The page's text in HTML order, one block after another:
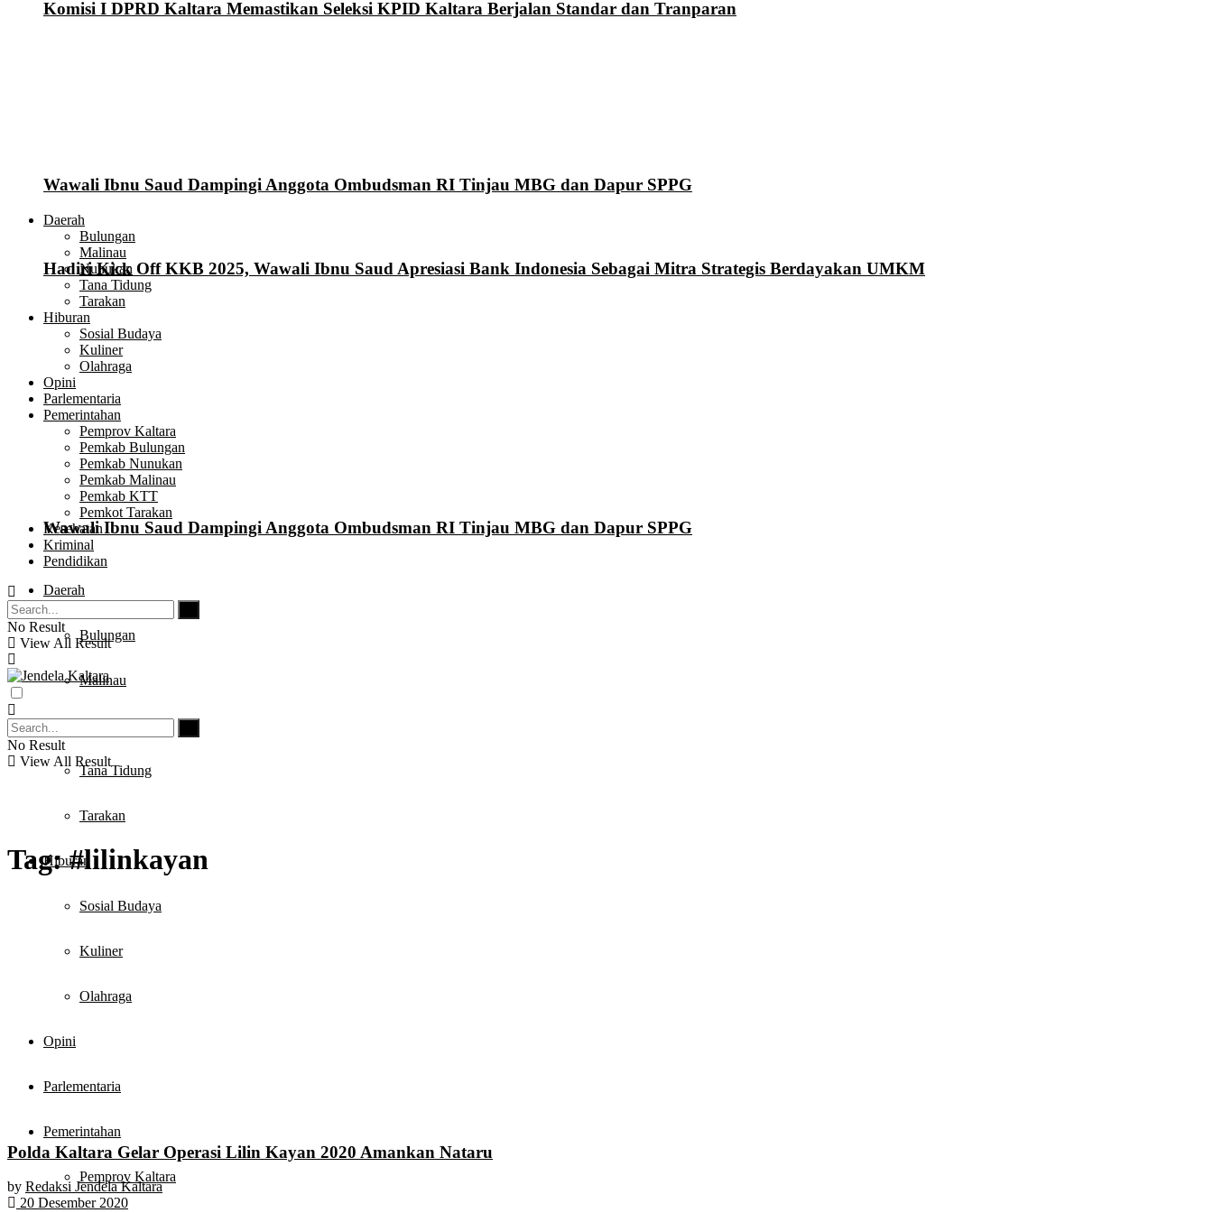
Komisi I DPRD Kaltara Memastikan Seleksi KPID Kaltara Berjalan Standar dan Tranparan
Hadiri Kick Off KKB 2025, Wawali Ibnu Saud Apresiasi Bank Indonesia Sebagai Mitra Strategis Berdayakan UMKM
Wawali Ibnu Saud Dampingi Anggota Ombudsman RI Tinjau MBG dan Dapur SPPG
Daerah
Bulungan
Malinau
Tana Tidung
Tarakan
Hiburan
Sosial Budaya
Kuliner
Olahraga
Opini
Parlementaria
Pemerintahan
Pemprov Kaltara
Wawali Ibnu Saud Dampingi Anggota Ombudsman RI Tinjau MBG dan Dapur SPPG
Daerah
Bulungan
Malinau
Nunukan
Tana Tidung
Tarakan
Hiburan
Sosial Budaya
Kuliner
Olahraga
Opini
Parlementaria
Pemerintahan
Pemprov Kaltara
Pemkab Bulungan
Pemkab Nunukan
Pemkab Malinau
Pemkab KTT
Pemkot Tarakan
Kesehatan
Kriminal
Pendidikan
No Result
View All Result
No Result
View All Result
Tag:#lilinkayan
Polda Kaltara Gelar Operasi Lilin Kayan 2020 Amankan Nataru
by Redaksi Jendela Kaltara
20 Desember 2020